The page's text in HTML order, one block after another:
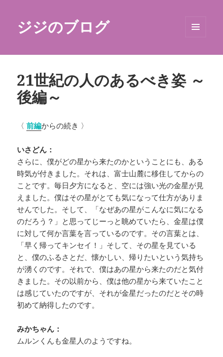
ジジのブログ
21世紀の人のあるべき姿 ～
後編～
〈前編からの続き 〉
いさどん：
さらに、僕がどの星から来たのかということにも、ある
時気が付きました。それは、富士山麓に移住してからの
ことです。毎日夕方になると、空には強い光の金星が見
えました。僕はその星がとても気になって仕方がありま
せんでした。そして、「なぜあの星がこんなに気になる
のだろう？」と思ってじーっと眺めていたら、金星は僕
に対して何か言葉を言っているのです。その言葉とは、
「早く帰ってキンセイ！」そして、その星を見ている
と、僕のふるさとだ、懐かしい、帰りたいという気持ち
が湧くのです。それで、僕はあの星から来たのだと気付
きました。その以前から、僕は他の星から来ていたこと
は感じていたのですが、それが金星だったのだとその時
初めて納得したのです。
みかちゃん：
ムルンくんも金星人のようですね。